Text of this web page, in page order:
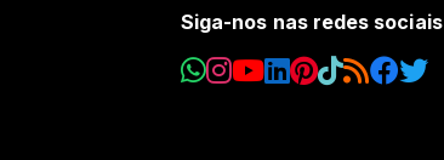
Siga-nos nas redes sociais